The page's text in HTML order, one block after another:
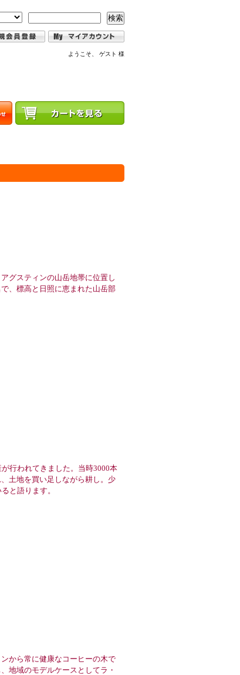
検索
ようこそ、 ゲスト 様
グスティンの山岳地帯に位置し
、標高と日照に恵まれた山岳部
行われてきました。当時3000本
土地を買い足しながら耕し。少
と語ります。
から常に健康なコーヒーの木で
地域のモデルケースとしてラ・